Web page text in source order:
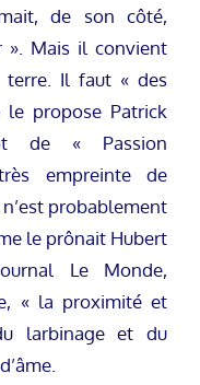
de son côté,
». Mais il convient
terre. Il faut « des
le propose Patrick
de « Passion
empreinte de
probablement
le prônait Hubert
Le Monde,
« la proximité et
larbinage et du